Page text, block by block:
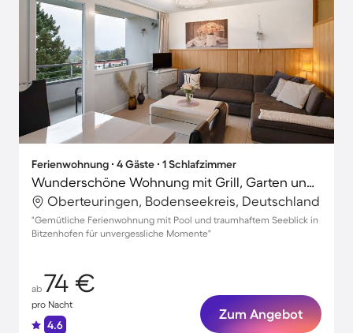
Ferienwohnung ∙ 4 Gäste ∙ 1 Schlafzimmer
Wunderschöne Wohnung mit Grill, Garten und Pool | Bergblick
Oberteuringen, Bodenseekreis, Deutschland
"Gemütliche Ferienwohnung mit Pool und traumhaftem Seeblick in
Bitzenhofen für unvergessliche Momente"
ab 74 €
pro Nacht
4.6
Zum Angebot